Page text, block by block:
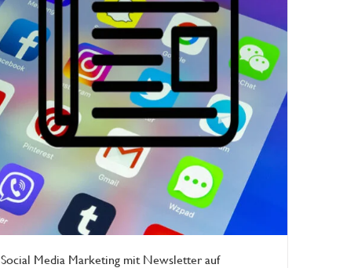
Social Media Marketing mit Newsletter auf